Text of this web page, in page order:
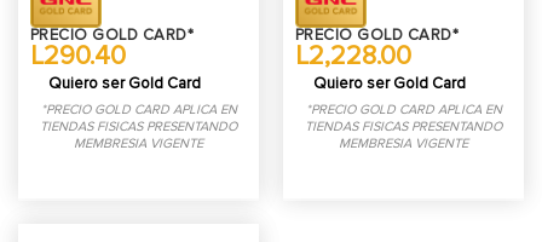
PRECIO GOLD CARD*
L290.40
Quiero ser Gold Card
*PRECIO GOLD CARD APLICA EN
TIENDAS FISICAS PRESENTANDO
MEMBRESIA VIGENTE
PRECIO GOLD CARD*
L2,228.00
Quiero ser Gold Card
*PRECIO GOLD CARD APLICA EN
TIENDAS FISICAS PRESENTANDO
MEMBRESIA VIGENTE